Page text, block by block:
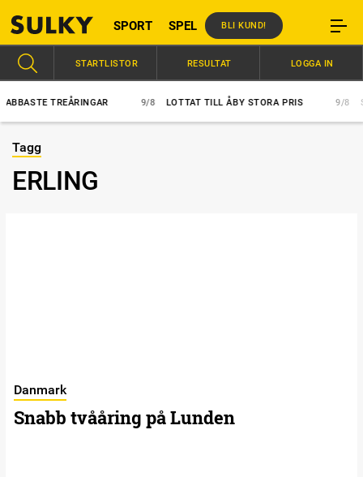
SPORT SPEL BLI KUND!
TREÅRINGAR LOTTAT TILL ÅBY STORA PRIS SÅ
STARTLISTOR RESULTAT LOGGA IN
Tagg
ERLING
Danmark
Snabb tvååring på Lunden